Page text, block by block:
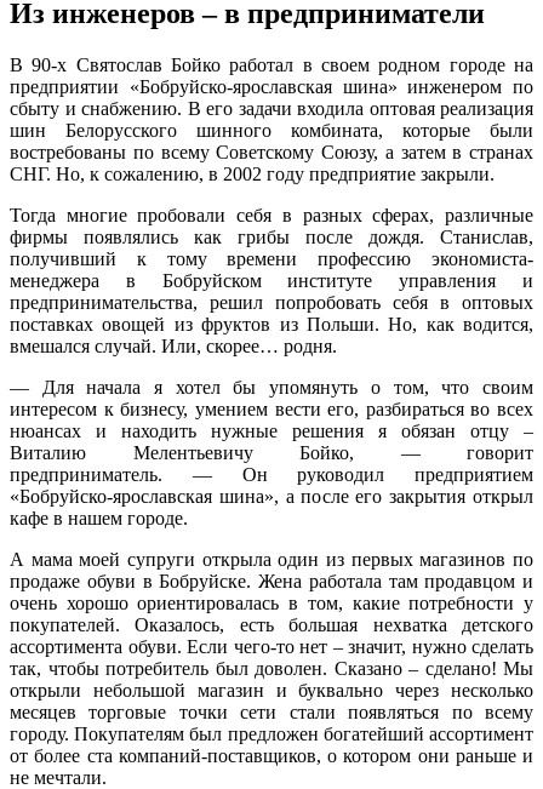
Из инженеров – в предприниматели
В 90-х Святослав Бойко работал в своем родном городе на
предприятии «Бобруйско-ярославская шина» инженером по
сбыту и снабжению. В его задачи входила оптовая реализация
шин Белорусского шинного комбината, которые были
востребованы по всему Советскому Союзу, а затем в странах
СНГ. Но, к сожалению, в 2002 году предприятие закрыли.
Тогда многие пробовали себя в разных сферах, различные
фирмы появлялись как грибы после дождя. Станислав,
получивший к тому времени профессию экономиста-
менеджера в Бобруйском институте управления и
предпринимательства, решил попробовать себя в оптовых
поставках овощей из фруктов из Польши. Но, как водится,
вмешался случай. Или, скорее… родня.
— Для начала я хотел бы упомянуть о том, что своим
интересом к бизнесу, умением вести его, разбираться во всех
нюансах и находить нужные решения я обязан отцу –
Виталию Мелентьевичу Бойко,
—говорит
предприниматель.
—Он руководил предприятием
«Бобруйско-ярославская шина», а после его закрытия открыл
кафе в нашем городе.
А мама моей супруги открыла один из первых магазинов по
продаже обуви в Бобруйске. Жена работала там продавцом и
очень хорошо ориентировалась в том, какие потребности у
покупателей. Оказалось, есть большая нехватка детского
ассортимента обуви. Если чего-то нет – значит, нужно сделать
так, чтобы потребитель был доволен. Сказано – сделано! Мы
открыли небольшой магазин и буквально через несколько
месяцев торговые точки сети стали появляться по всему
городу. Покупателям был предложен богатейший ассортимент
от более ста компаний-поставщиков, о котором они раньше и
не мечтали.